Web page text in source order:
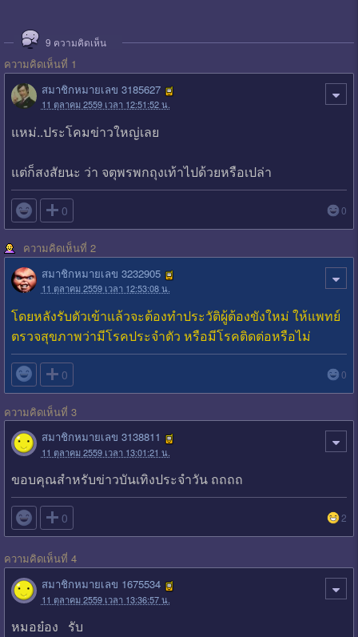
9 ความคิดเห็น
ความคิดเห็นที่ 1
สมาชิกหมายเลข 3185627
11 ตุลาคม 2559 เวลา 12:51:52 น.
แหม่..ประโคมข่าวใหญ่เลย
แต่ก็สงสัยนะ ว่า จตุพรพกถุงเท้าไปด้วยหรือเปล่า
 0 0
ความคิดเห็นที่ 2
สมาชิกหมายเลข 3232905
11 ตุลาคม 2559 เวลา 12:53:08 น.
โดยหลังรับตัวเข้าแล้วจะต้องทำประวัติผู้ต้องขังใหม่ ให้แพทย์
ตรวจสุขภาพว่ามีโรคประจำตัว หรือมีโรคติดต่อหรือไม่
 0 0
ความคิดเห็นที่ 3
สมาชิกหมายเลข 3138811
11 ตุลาคม 2559 เวลา 13:01:21 น.
ขอบคุณสำหรับข่าวบันเทิงประจำวัน ถถถถ
 0 2
ความคิดเห็นที่ 4
สมาชิกหมายเลข 1675534
11 ตุลาคม 2559 เวลา 13:36:57 น.
หมอย๋อง รับ